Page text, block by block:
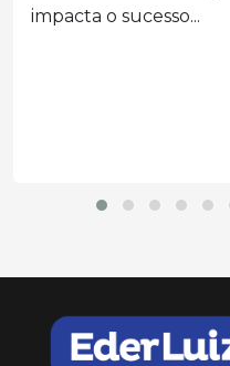
eleitoral